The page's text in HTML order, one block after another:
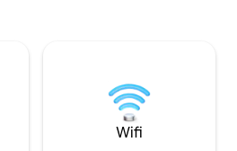
bathroom •
Ensuite
size bed
• City Lights •
more!
Wifi